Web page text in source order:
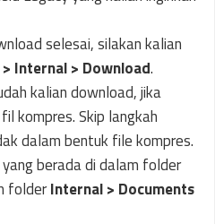
selesai, silakan kalian
Internal > Download.
kalian download, jika
kompres. Skip langkah
dalam bentuk file kompres.
berada di dalam folder
folderInternal > Documents